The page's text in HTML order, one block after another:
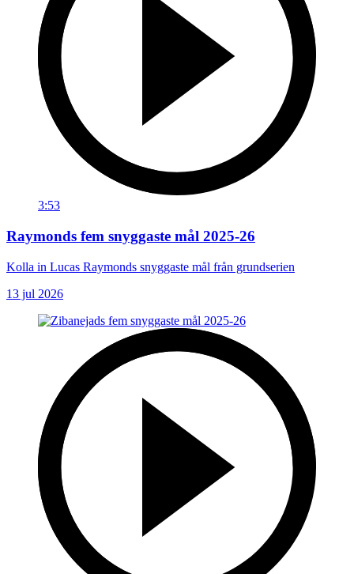
3:53
Raymonds fem snyggaste mål 2025-26
Kolla in Lucas Raymonds snyggaste mål från grundserien
13 jul 2026